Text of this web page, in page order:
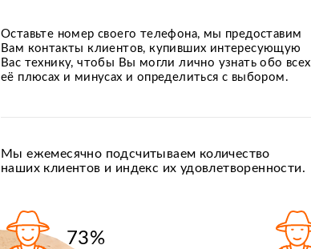
Оставьте номер своего телефона, мы предоставим
Вам контакты клиентов, купивших интересующую
Вас технику, чтобы Вы могли лично узнать обо всех
её плюсах и минусах и определиться с выбором.
Мы ежемесячно подсчитываем количество
наших клиентов и индекс их удовлетворенности.
73%